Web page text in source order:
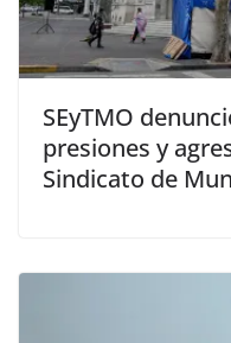
SEyTMO
presiones y
Sindicato de